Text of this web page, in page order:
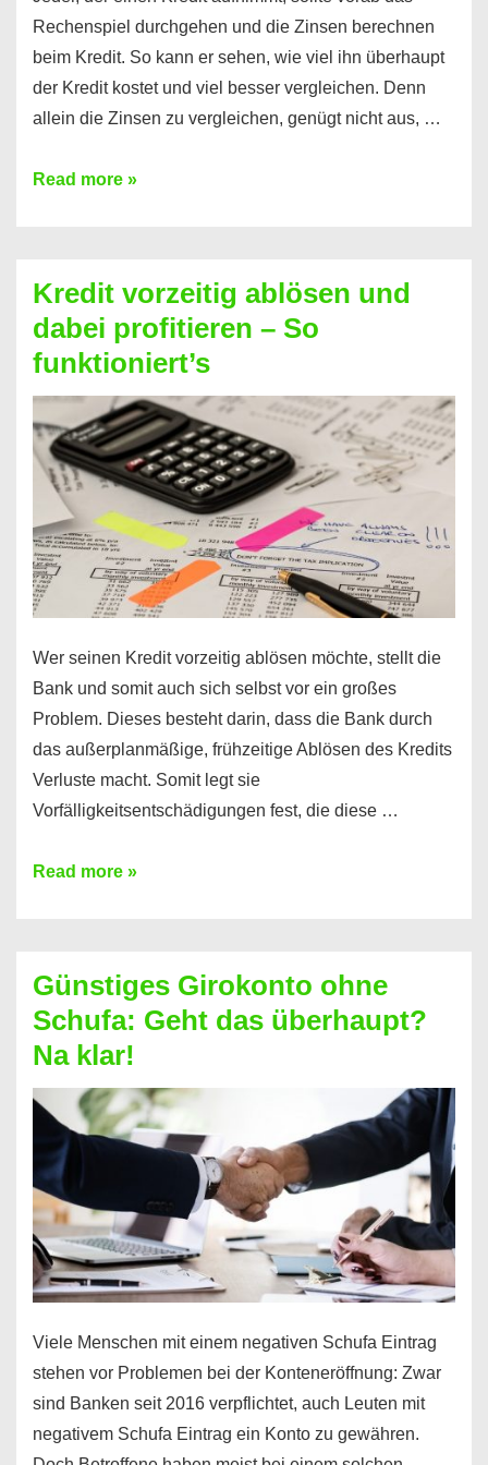
Rechenspiel durchgehen und die Zinsen berechnen
beim Kredit. So kann er sehen, wie viel ihn überhaupt
der Kredit kostet und viel besser vergleichen. Denn
allein die Zinsen zu vergleichen, genügt nicht aus, …
Ganz
Kredit
berechnen
–
Mit
diesen
Regeln!
Read more »
Kredit vorzeitig ablösen und
dabei profitieren – So
funktioniert’s
Wer seinen Kredit vorzeitig ablösen möchte, stellt die
Bank und somit auch sich selbst vor ein großes
Problem. Dieses besteht darin, dass die Bank durch
das außerplanmäßige, frühzeitige Ablösen des Kredits
Verluste macht. Somit legt sie
Vorfälligkeitsentschädigungen fest, die diese …
Kredit
dabei
profitieren
–
So
funktioniert’s
Read more »
Günstiges Girokonto ohne
Schufa: Geht das überhaupt?
Na klar!
Viele Menschen mit einem negativen Schufa Eintrag
stehen vor Problemen bei der Konteneröffnung: Zwar
sind Banken seit 2016 verpflichtet, auch Leuten mit
negativem Schufa Eintrag ein Konto zu gewähren.